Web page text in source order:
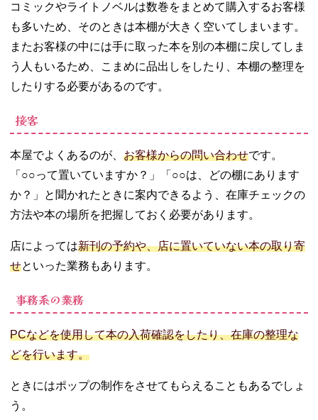
コミックやライトノベルは数巻をまとめて購入するお客様
も多いため、そのときは本棚が大きく空いてしまいます。
またお客様の中には手に取った本を別の本棚に戻してしま
う人もいるため、こまめに品出しをしたり、本棚の整理を
したりする必要があるのです。
接客
本屋でよくあるのが、 お客様からの問い合わせです。
「○○って置いていますか？」「○○は、どの棚にあります
か？」と聞かれたときに案内できるよう、在庫チェックの
方法や本の場所を把握しておく必要があります。
店によっては新刊の予約や、店に置いていない本の取り寄
せといった業務もあります。
事務系の業務
PCなどを使用して本の入荷確認をしたり、在庫の整理な
どを行います。
ときにはポップの制作をさせてもらえることもあるでしょ
う。